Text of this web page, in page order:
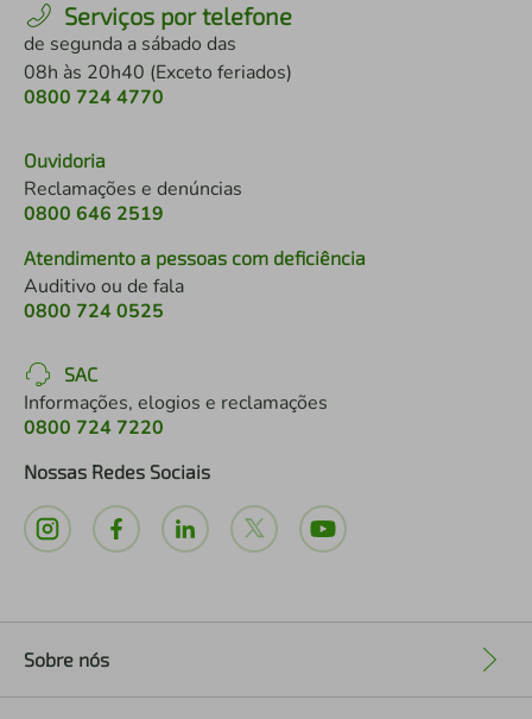
Serviços por telefone
de segunda a sábado das
08h às 20h40 (Exceto feriados)
0800 724 4770
Ouvidoria
Reclamações e denúncias
0800 646 2519
Atendimento a pessoas com deficiência
Auditivo ou de fala
0800 724 0525
SAC
Informações, elogios e reclamações
0800 724 7220
Nossas Redes Sociais
Sobre nós